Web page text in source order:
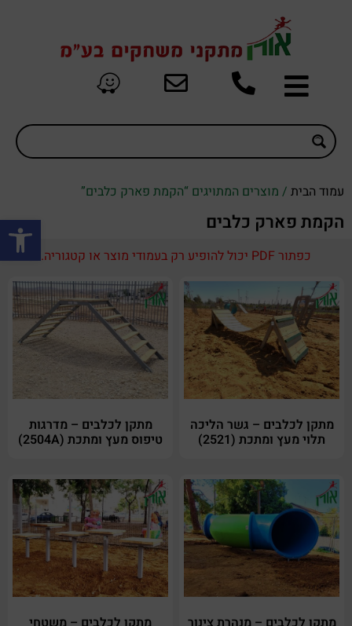
פתח
עמוד הבית / מוצרים המתויגים “הקמת פארק כלבים”
הקמת פארק כלבים
כפתור PDF יכול להופיע רק בעמודי מוצר או קטגוריה.
מתקן לכלבים – גשר הליכה
תלוי מעץ ומתכת (2521)
מתקן לכלבים – מדרגות
טיפוס מעץ ומתכת (2504A)